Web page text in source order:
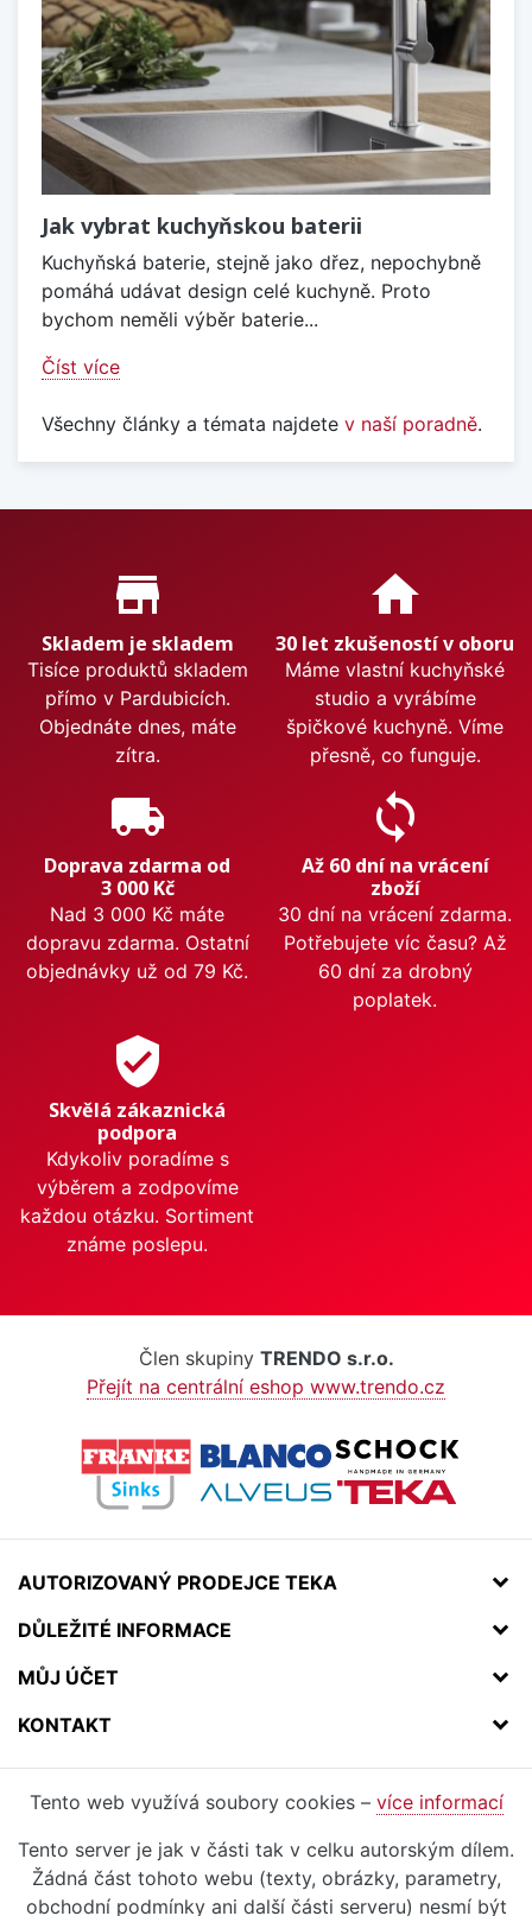
Jak vybrat kuchyňskou baterii
Kuchyňská baterie, stejně jako dřez, nepochybně
pomáhá udávat design celé kuchyně. Proto
bychom neměli výběr baterie...
Číst více
Všechny články a témata najdete v naší poradně.
Proč nakupovat u nás?
store_mall_directory
Skladem je skladem
Tisíce produktů skladem
přímo v Pardubicích.
Objednáte dnes, máte
zítra.
home
30 let zkušeností v oboru
Máme vlastní kuchyňské
studio a vyrábíme
špičkové kuchyně. Víme
přesně, co funguje.
local_shipping
Doprava zdarma od
3 000 Kč
Nad 3 000 Kč máte
dopravu zdarma. Ostatní
objednávky už od 79 Kč.
sync
Až 60 dní na vrácení
zboží
30 dní na vrácení zdarma.
Potřebujete víc času? Až
60 dní za drobný
poplatek.
verified_user
Skvělá zákaznická
podpora
Kdykoliv poradíme s
výběrem a zodpovíme
každou otázku. Sortiment
známe poslepu.
Člen skupiny TRENDO s.r.o.
Přejít na centrální eshop www.trendo.cz
AUTORIZOVANÝ PRODEJCE TEKA
DŮLEŽITÉ INFORMACE
MŮJ ÚČET
KONTAKT
Tento web využívá soubory cookies – více informací
Tento server je jak v části tak v celku autorským dílem.
Žádná část tohoto webu (texty, obrázky, parametry,
obchodní podmínky ani další části serveru) nesmí být